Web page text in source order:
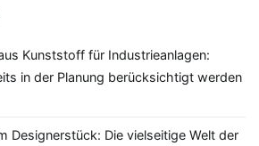
Kunststoff für Industrieanlagen:
in der Planung berücksichtigt werden
Designerstück: Die vielseitige Welt der